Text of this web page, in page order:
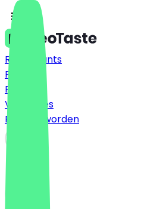
Restaurants
Prijzen
FAQ
Vacatures
Partner worden